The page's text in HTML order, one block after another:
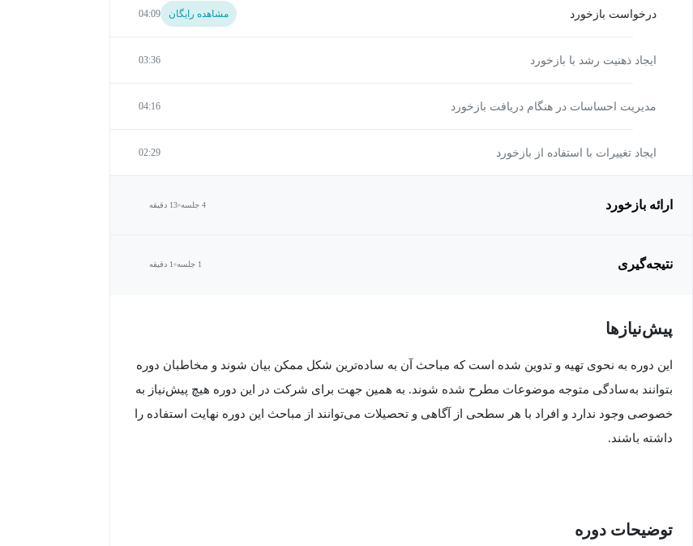
درخواست بازخورد مشاهده رایگان 04:09
ایجاد ذهنیت رشد با بازخورد 03:36
مدیریت احساسات در هنگام دریافت بازخورد 04:16
ایجاد تغییرات با استفاده از بازخورد 02:29
ارائه بازخورد 4 جلسه 13 دقیقه
نتیجه‌گیری 1 جلسه 1 دقیقه
پیش‌نیاز‌ها
این دوره به نحوی تهیه و تدوین شده است که مباحث آن به ساده‌ترین شکل ممکن بیان شوند و مخاطبان دوره
بتوانند به‌سادگی متوجه موضوعات مطرح شده شوند. به همین جهت برای شرکت در این دوره هیچ پیش‌نیاز به
خصوصی وجود ندارد و افراد با هر سطحی از آگاهی و تحصیلات می‌توانند از مباحث این دوره نهایت استفاده را
داشته باشند.
توضیحات دوره